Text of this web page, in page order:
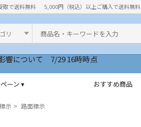
取で送料無料 5,000円（税込）以上ご購入で送料無料
ーン ▾ おすすめ商品
示 路面標示